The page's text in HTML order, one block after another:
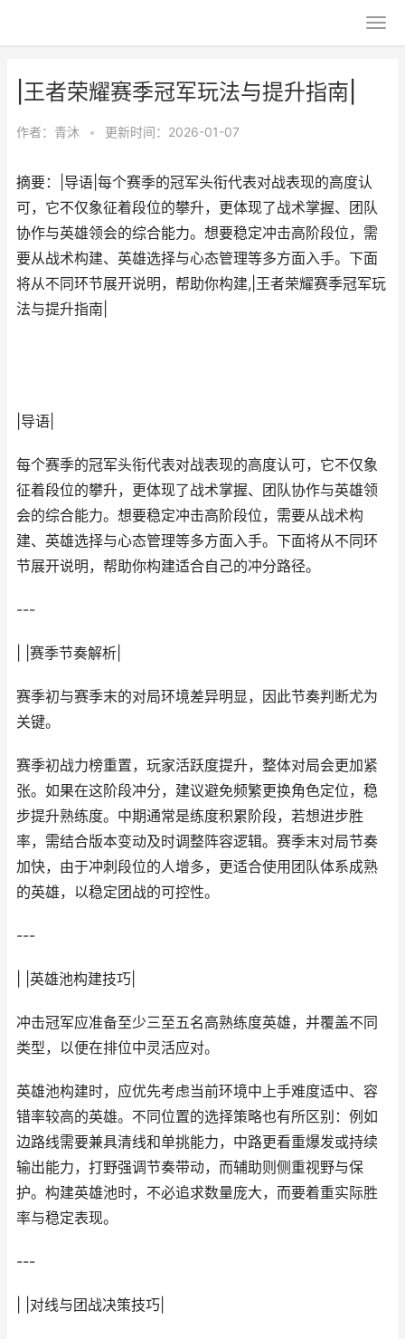
|王者荣耀赛季冠军玩法与提升指南|
作者： 青沐 • 更新时间：2026-01-07
摘要：|导语|每个赛季的冠军头衔代表对战表现的高度认
可，它不仅象征着段位的攀升，更体现了战术掌握、团队
协作与英雄领会的综合能力。想要稳定冲击高阶段位，需
要从战术构建、英雄选择与心态管理等多方面入手。下面
将从不同环节展开说明，帮助你构建,|王者荣耀赛季冠军玩
法与提升指南|
|导语|
每个赛季的冠军头衔代表对战表现的高度认可，它不仅象
征着段位的攀升，更体现了战术掌握、团队协作与英雄领
会的综合能力。想要稳定冲击高阶段位，需要从战术构
建、英雄选择与心态管理等多方面入手。下面将从不同环
节展开说明，帮助你构建适合自己的冲分路径。
---
| |赛季节奏解析|
赛季初与赛季末的对局环境差异明显，因此节奏判断尤为
关键。
赛季初战力榜重置，玩家活跃度提升，整体对局会更加紧
张。如果在这阶段冲分，建议避免频繁更换角色定位，稳
步提升熟练度。中期通常是练度积累阶段，若想进步胜
率，需结合版本变动及时调整阵容逻辑。赛季末对局节奏
加快，由于冲刺段位的人增多，更适合使用团队体系成熟
的英雄，以稳定团战的可控性。
---
| |英雄池构建技巧|
冲击冠军应准备至少三至五名高熟练度英雄，并覆盖不同
类型，以便在排位中灵活应对。
英雄池构建时，应优先考虑当前环境中上手难度适中、容
错率较高的英雄。不同位置的选择策略也有所区别：例如
边路线需要兼具清线和单挑能力，中路更看重爆发或持续
输出能力，打野强调节奏带动，而辅助则侧重视野与保
护。构建英雄池时，不必追求数量庞大，而要着重实际胜
率与稳定表现。
---
| |对线与团战决策技巧|